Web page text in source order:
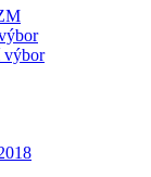
výbor